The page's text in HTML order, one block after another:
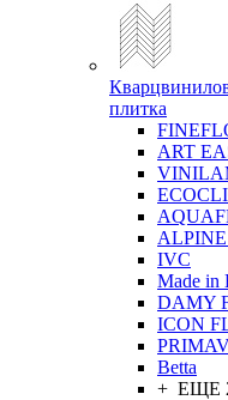
плитка
ART
IVC
Made in
DAMY
ICON
Betta
+ ЕЩЕ